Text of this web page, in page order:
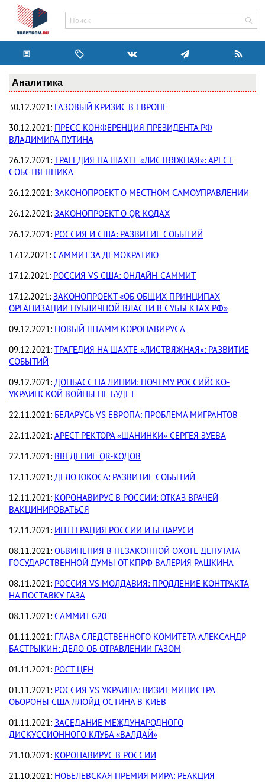
Аналитика
30.12.2021: ГАЗОВЫЙ КРИЗИС В ЕВРОПЕ
30.12.2021: ПРЕСС-КОНФЕРЕНЦИЯ ПРЕЗИДЕНТА РФ
ВЛАДИМИРА ПУТИНА
26.12.2021: ТРАГЕДИЯ НА ШАХТЕ «ЛИСТВЯЖНАЯ»: АРЕСТ
СОБСТВЕННИКА
26.12.2021: ЗАКОНОПРОЕКТ О МЕСТНОМ САМОУПРАВЛЕНИИ
26.12.2021: ЗАКОНОПРОЕКТ О QR-КОДАХ
26.12.2021: РОССИЯ И США: РАЗВИТИЕ СОБЫТИЙ
17.12.2021: САММИТ ЗА ДЕМОКРАТИЮ
17.12.2021: РОССИЯ VS США: ОНЛАЙН-САММИТ
17.12.2021: ЗАКОНОПРОЕКТ «ОБ ОБЩИХ ПРИНЦИПАХ
ОРГАНИЗАЦИИ ПУБЛИЧНОЙ ВЛАСТИ В СУБЪЕКТАХ РФ»
09.12.2021: НОВЫЙ ШТАММ КОРОНАВИРУСА
09.12.2021: ТРАГЕДИЯ НА ШАХТЕ «ЛИСТВЯЖНАЯ»: РАЗВИТИЕ
СОБЫТИЙ
09.12.2021: ДОНБАСС НА ЛИНИИ: ПОЧЕМУ РОССИЙСКО-
УКРАИНСКОЙ ВОЙНЫ НЕ БУДЕТ
22.11.2021: БЕЛАРУСЬ VS ЕВРОПА: ПРОБЛЕМА МИГРАНТОВ
22.11.2021: АРЕСТ РЕКТОРА «ШАНИНКИ» СЕРГЕЯ ЗУЕВА
22.11.2021: ВВЕДЕНИЕ QR-КОДОВ
12.11.2021: ДЕЛО ЮКОСА: РАЗВИТИЕ СОБЫТИЙ
12.11.2021: КОРОНАВИРУС В РОССИИ: ОТКАЗ ВРАЧЕЙ
ВАКЦИНИРОВАТЬСЯ
12.11.2021: ИНТЕГРАЦИЯ РОССИИ И БЕЛАРУСИ
08.11.2021: ОБВИНЕНИЯ В НЕЗАКОННОЙ ОХОТЕ ДЕПУТАТА
ГОСУДАРСТВЕННОЙ ДУМЫ ОТ КПРФ ВАЛЕРИЯ РАШКИНА
08.11.2021: РОССИЯ VS МОЛДАВИЯ: ПРОДЛЕНИЕ КОНТРАКТА
НА ПОСТАВКУ ГАЗА
08.11.2021: САММИТ G20
01.11.2021: ГЛАВА СЛЕДСТВЕННОГО КОМИТЕТА АЛЕКСАНДР
БАСТРЫКИН: ДЕЛО ОБ ОТРАВЛЕНИИ ГАЗОМ
01.11.2021: РОСТ ЦЕН
01.11.2021: РОССИЯ VS УКРАИНА: ВИЗИТ МИНИСТРА
ОБОРОНЫ США ЛЛОЙД ОСТИНА В КИЕВ
01.11.2021: ЗАСЕДАНИЕ МЕЖДУНАРОДНОГО
ДИСКУССИОННОГО КЛУБА «ВАЛДАЙ»
21.10.2021: КОРОНАВИРУС В РОССИИ
21.10.2021: НОБЕЛЕВСКАЯ ПРЕМИЯ МИРА: РЕАКЦИЯ